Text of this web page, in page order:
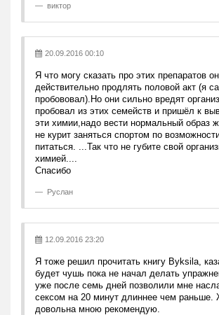
виктор
20.09.2016 00:10
Я что могу сказать про этих препаратов
действительно продлять половой акт (я
пробововал).Но они сильно вредят
пробовал из этих семейств и пришёл к
эти химии,надо вести нормальный образ
не курит заняться спортом по
питаться. ...Так что не губите свой
химией....
Спасибо
Руслан
12.09.2016 23:20
Я тоже решил прочитать книгу Byksila,
будет чушь пока не начал делать
уже после семь дней позволили мне
сексом на 20 минут длиннее чем раньше.
довольна мною рекомендую.